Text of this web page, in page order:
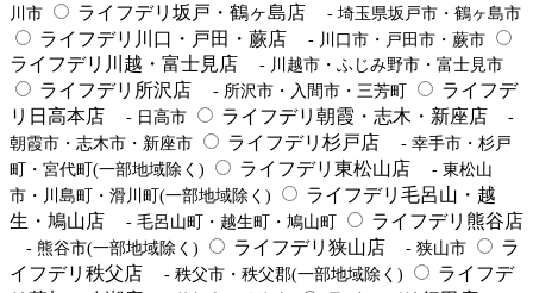
川市
ライフデリ坂戸・鶴ヶ島店 - 埼玉県坂戸市・鶴ヶ島市
ライフデリ川口・戸田・蕨店 - 川口市・戸田市・蕨市
ライフデリ川越・富士見店 - 川越市・ふじみ野市・富士見市
ライフデリ所沢店 - 所沢市・入間市・三芳町
ライフデ
リ日高本店
- 日高市 ライフデリ朝霞・志木・新座店
-
朝霞市・志木市・新座市
ライフデリ杉戸店
- 幸手市・杉戸
町・宮代町(一部地域除く)
ライフデリ東松山店
- 東松山
市・川島町・滑川町(一部地域除く)
ライフデリ毛呂山・越
生・鳩山店
- 毛呂山町・越生町・鳩山町 ライフデリ熊谷店
- 熊谷市(一部地域除く) ライフデリ狭山店 - 狭山市
ラ
イフデリ秩父店
- 秩父市・秩父郡(一部地域除く)
ライフデ